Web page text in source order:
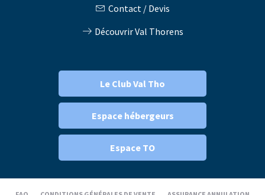
Contact / Devis
Découvrir Val Thorens
Le Club Val Tho
Espace hébergeurs
Espace TO